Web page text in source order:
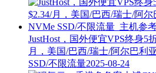
JustHost，国外便宜VPS终身5
月，美国/巴西/瑞士/阿尔巴利
SSD/不限流量2025-08-24